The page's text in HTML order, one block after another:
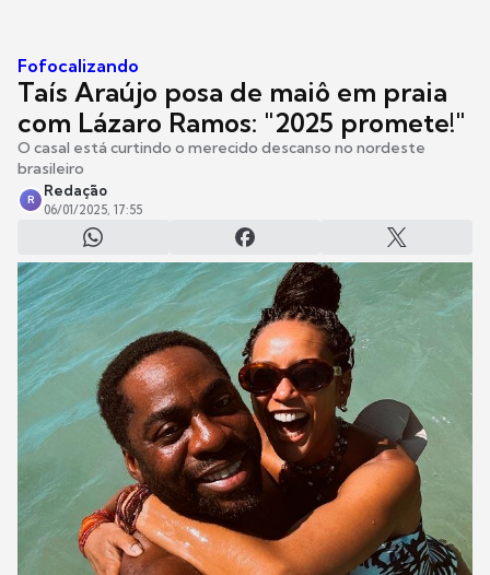
Fofocalizando
Taís Araújo posa de maiô em praia
com Lázaro Ramos: "2025 promete!"
O casal está curtindo o merecido descanso no nordeste
brasileiro
R
Redação
06/01/2025, 17:55